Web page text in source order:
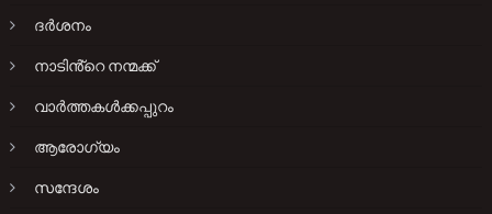
ദർശനം
നാടിൻ്റെ നന്മക്ക്
വാർത്തകൾക്കപ്പുറം
ആരോഗ്യം
സന്ദേശം